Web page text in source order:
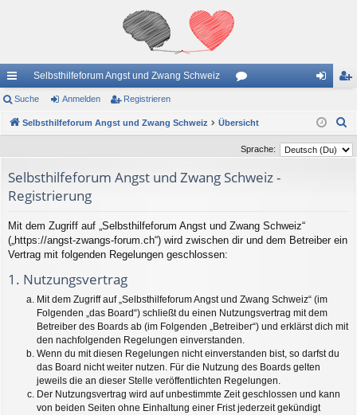
ch
ne
ug
riff
Selbsthilfeforum Angst und Zwang Schweiz
en m
el
ist
rie
Suche Anmelden Registrieren
Selbsthilfeforum Angst und Zwang Schweiz Übersicht
c
Sprache:
Selbsthilfeforum Angst und Zwang Schweiz -
Registrierung
Mit dem Zugriff auf „Selbsthilfeforum Angst und Zwang Schweiz“
(„https://angst-zwangs-forum.ch“) wird zwischen dir und dem Betreiber ein
Vertrag mit folgenden Regelungen geschlossen:
1. Nutzungsvertrag
Mit dem Zugriff auf „Selbsthilfeforum Angst und Zwang Schweiz“ (im
Folgenden „das Board“) schließt du einen Nutzungsvertrag mit dem
Betreiber des Boards ab (im Folgenden „Betreiber“) und erklärst dich mit
den nachfolgenden Regelungen einverstanden.
Wenn du mit diesen Regelungen nicht einverstanden bist, so darfst du
das Board nicht weiter nutzen. Für die Nutzung des Boards gelten
jeweils die an dieser Stelle veröffentlichten Regelungen.
Der Nutzungsvertrag wird auf unbestimmte Zeit geschlossen und kann
von beiden Seiten ohne Einhaltung einer Frist jederzeit gekündigt